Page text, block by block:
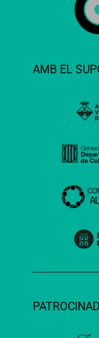
AMB EL